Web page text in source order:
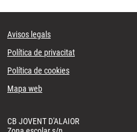
Avisos legals
Política de privacitat
Política de cookies
Mapa web
CB JOVENT D'ALAIOR